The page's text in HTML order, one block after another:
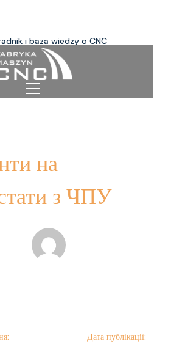
i baza wiedzy o CNC
на
з ЧПУ
Дата публікації: